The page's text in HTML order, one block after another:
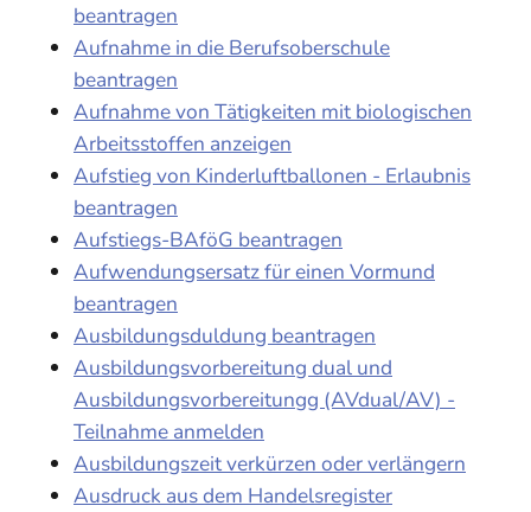
beantragen
Aufnahme in die Berufsoberschule
beantragen
Aufnahme von Tätigkeiten mit biologischen
Arbeitsstoffen anzeigen
Aufstieg von Kinderluftballonen - Erlaubnis
beantragen
Aufstiegs-BAföG beantragen
Aufwendungsersatz für einen Vormund
beantragen
Ausbildungsduldung beantragen
Ausbildungsvorbereitung dual und
Ausbildungsvorbereitungg (AVdual/AV) -
Teilnahme anmelden
Ausbildungszeit verkürzen oder verlängern
Ausdruck aus dem Handelsregister